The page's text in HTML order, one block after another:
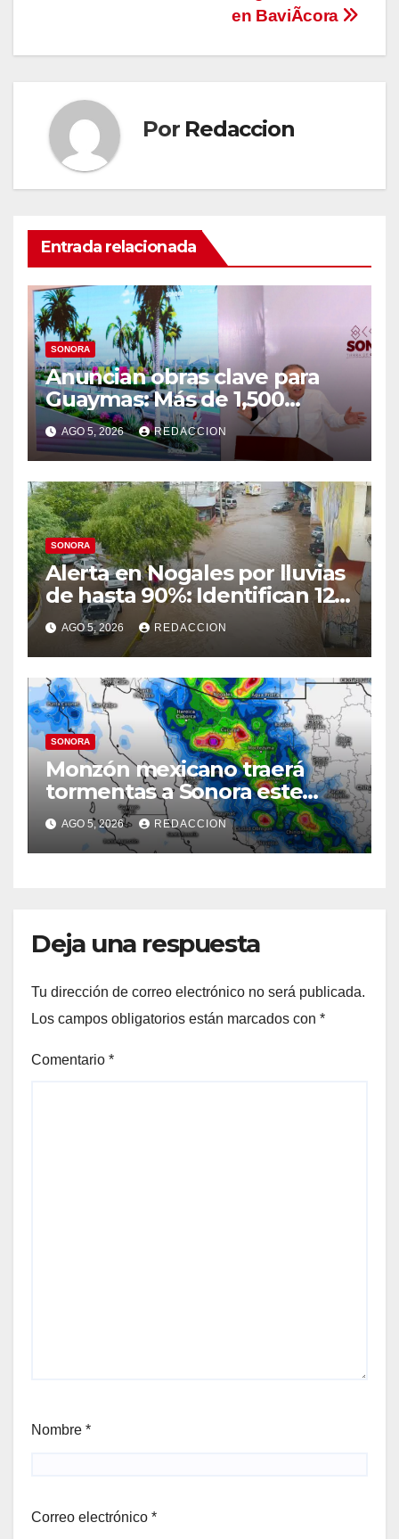
entradas
en BaviÃcora
Por Redaccion
Entrada relacionada
SONORA
Anuncian obras clave para
Guaymas: Más de 1,500
viviendas, modernización del
malecón y nuevo hospital del
IMSS
AGO 5, 2026 REDACCION
SONORA
Alerta en Nogales por lluvias
de hasta 90%: Identifican 12
vialidades con alto riesgo de
arroyos e inundaciones
AGO 5, 2026 REDACCION
SONORA
Monzón mexicano traerá
tormentas a Sonora este
miércoles: Prevén lluvias en
el Norte, la Sierra y
Hermosillo
AGO 5, 2026 REDACCION
Deja una respuesta
Tu dirección de correo electrónico no será publicada.
Los campos obligatorios están marcados con *
Comentario *
Nombre *
Correo electrónico *